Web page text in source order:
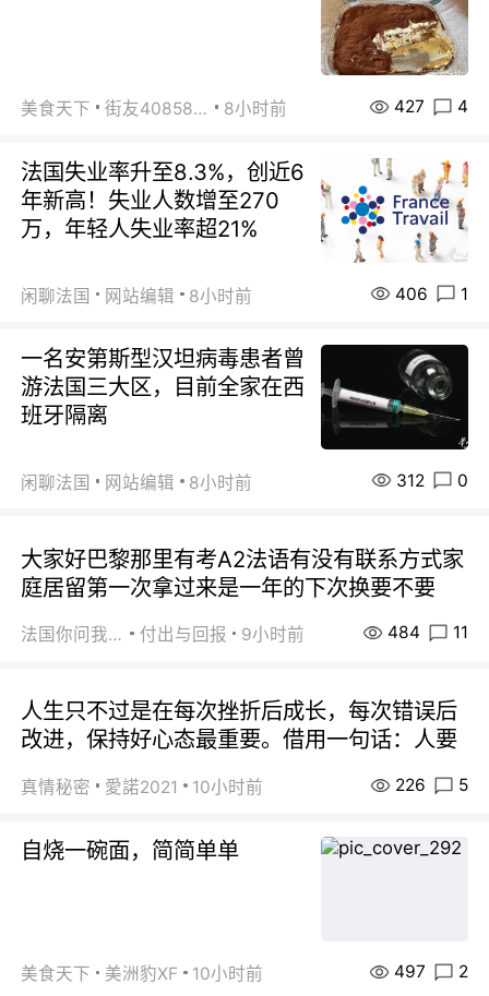
美食天下 街友40858442 8小时前 427 4
法国失业率升至8.3%，创近6
年新高！失业人数增至270
万，年轻人失业率超21%
闲聊法国 网站编辑 8小时前 406 1
一名安第斯型汉坦病毒患者曾
游法国三大区，目前全家在西
班牙隔离
闲聊法国 网站编辑 8小时前 312 0
大家好巴黎那里有考A2法语有没有联系方式家
庭居留第一次拿过来是一年的下次换要不要
法国你问我答 付出与回报 9小时前 484 11
人生只不过是在每次挫折后成长，每次错误后
改进，保持好心态最重要。借用一句话：人要
真情秘密 愛諾2021 10小时前 226 5
自烧一碗面，简简单单
美食天下 美洲豹XF 10小时前 497 2